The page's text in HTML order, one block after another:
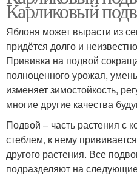
Карликовый
Яблоня может вырасти из
придётся долго и
Прививка на подвой
полноценного урожая,
изменяет зимостойкость,
многие другие качества
Подвой – часть растения с
стеблем, к нему
другого растения. Все
подразделяют на